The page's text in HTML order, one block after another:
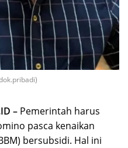
– Pemerintah harus
pasca kenaikan
bersubsidi. Hal ini